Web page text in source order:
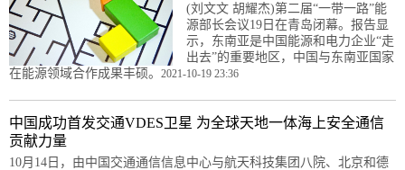
(刘文文 胡耀杰)第二届“一带一路”能
源部长会议19日在青岛闭幕。报告显
示，东南亚是中国能源和电力企业“走
出去”的重要地区，中国与东南亚国家
在能源领域合作成果丰硕。 2021-10-19 23:36
中国成功首发交通VDES卫星 为全球天地一体海上安全通信
贡献力量
10月14日，由中国交通通信信息中心与航天科技集团八院、北京和德